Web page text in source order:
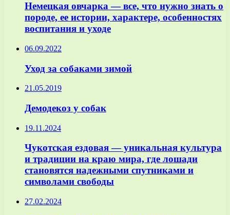
Немецкая овчарка — все, что нужно знать о
породе, ее истории, характере, особенностях
воспитания и уходе
06.09.2022
Уход за собаками зимой
21.05.2019
Демодекоз у собак
19.11.2024
Чукотская ездовая — уникальная культура
и традиции на краю мира, где лошади
становятся надежными спутниками и
символами свободы
27.02.2024